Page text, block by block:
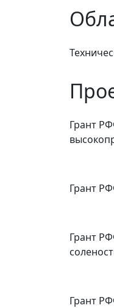
Грант
Грант
Грант
Грант